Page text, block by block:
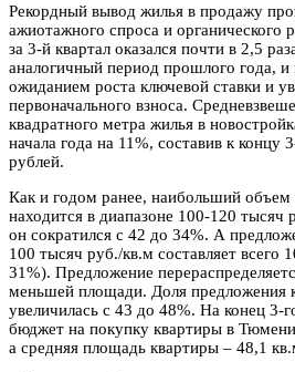
Рекордный вывод жилья в продажу
ажиотажного спроса и
за 3-й квартал оказался почти в 2,5
аналогичный период прошлого года, и
ожиданием роста ключевой ставки и
первоначального взноса.
квадратного метра жилья в
начала года на 11%, составив к концу
рублей.
Как и годом ранее, наибольший объем
находится в диапазоне 100-120 тысяч
он сократился с 42 до 34%. А
100 тысяч руб./кв.м составляет всего
31%). Предложение
меньшей площади. Доля предложения
увеличилась с 43 до 48%. На конец 3-
бюджет на покупку квартиры в
а средняя площадь квартиры – 48,1